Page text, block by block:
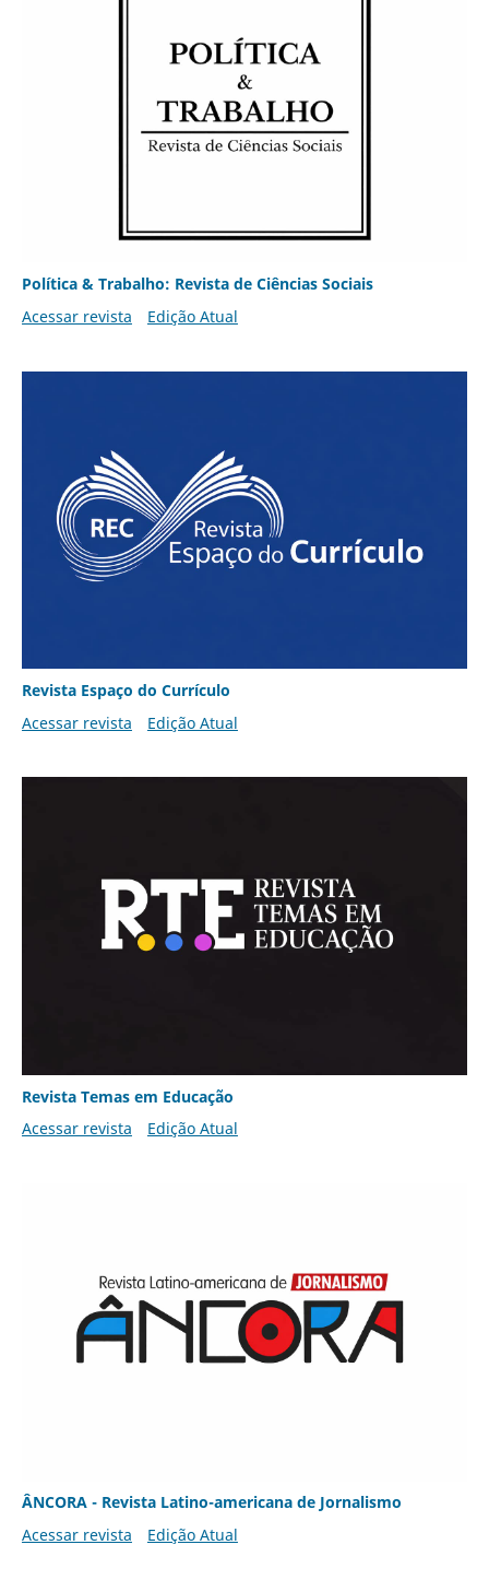
Política & Trabalho: Revista de Ciências Sociais
Acessar revista
Edição Atual
Revista Espaço do Currículo
Acessar revista
Edição Atual
Revista Temas em Educação
Acessar revista
Edição Atual
ÂNCORA - Revista Latino-americana de Jornalismo
Acessar revista
Edição Atual